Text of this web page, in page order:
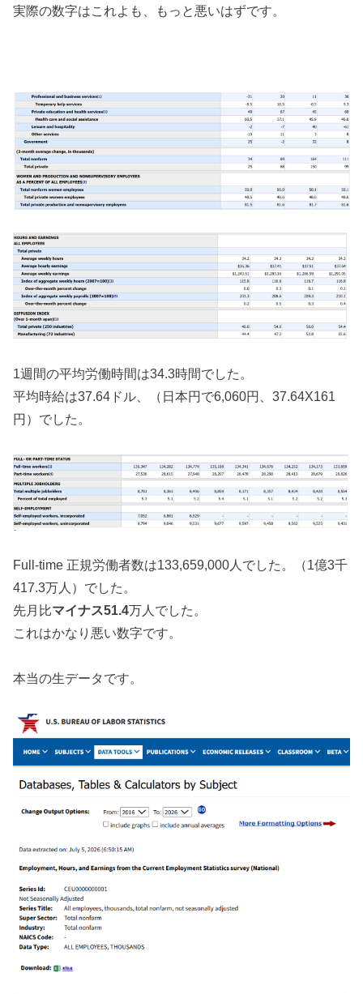
実際の数字はこれよも、もっと悪いはずです。
1週間の平均労働時間は34.3時間でした。
平均時給は37.64ドル、（日本円で6,060円、37.64X161
円）でした。
Full-time 正規労働者数は133,659,000人でした。（1億3千
417.3万人）でした。
先月比マイナス51.4万人でした。
これはかなり悪い数字です。
本当の生データです。